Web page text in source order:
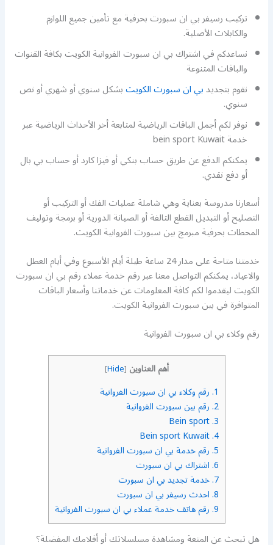
تركيب رسيفر بي ان سبورت بحرفية مع تأمين جميع اللوازم
والكابلات الأصلية.
نساعدكم في اشتراك بي ان سبورت الفروانية الكويت بكافة القنوات
والباقات المتنوعة
نقوم بتجديدبي ان سبورت الكويتبشكل سنوي أو شهري أو نص
سنوي.
نوفر لكم أجمل الباقات الرياضية لمتابعة أخر الأحداث الرياضية عبر
خدمة bein sport Kuwait
يمكنكم الدفع عن طريق حساب بنكي أو فيزا كارد أو حساب بي بال
أو دفع نقدي.
أسعارنا مدروسة بعناية وهي شاملة عمليات الفك أو التركيب أو
التصليح أو التبديل القطع التالفة أو الصيانة الدورية أو برمجة وتوليف
المحطات بحرفية مبرمج بين سبورت الفروانية الكويت.
خدمتنا متاحة على مدار 24 ساعة طيلة أيام الأسبوع وفي أيام العطل
والاعياد، يمكنكم التواصل معنا عبر رقم خدمة عملاء رقم بي ان سبورت
الكويت ليقدموا لكم كافة المعلومات عن خدماتنا وأسعار الباقات
المتوافرة في بين سبورت الفروانية الكويت.
رقم وكلاء بي ان سبورت الفروانية
أهم العناوين [
Hide
]
1. رقم وكلاء بي ان سبورت الفروانية
2. رقم بين سبورت الفروانية
3.
Bein sport
4.
Bein sport Kuwait
5. رقم خدمة بي ان سبورت الفروانية
6. اشتراك بي ان سبورت
7. خدمة تجديد بي ان سبورت
8. احدث رسيفر بي ان سبورت
9. رقم هاتف خدمة عملاء بي ان سبورت الفروانية
هل تبحث عن المتعة ومشاهدة مسلسلاتك أو أفلامك المفضلة؟